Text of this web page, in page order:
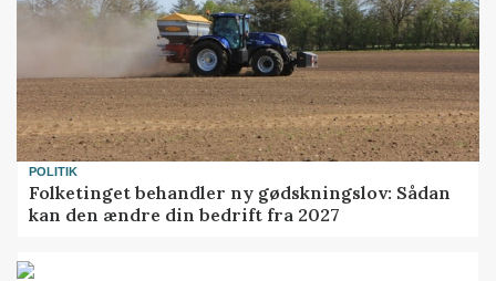
POLITIK
Folketinget behandler ny gødskningslov: Sådan
kan den ændre din bedrift fra 2027